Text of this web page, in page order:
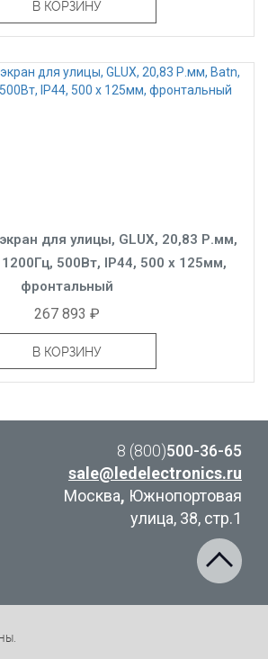
В КОРЗИНУ
для улицы, GLUX, 20,83 Р.мм,
500Вт, IP44, 500 x 125мм,
фронтальный
267 893 ₽
В КОРЗИНУ
8 (800)500-36-65
sale@ledelectronics.ru
Москва, Южнопортовая
улица, 38, стр.1